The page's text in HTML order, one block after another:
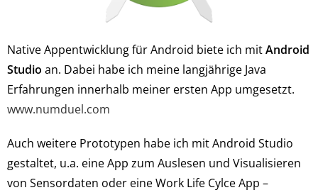
Native Appentwicklung für Android biete ich mitAndroid
Studio an. Dabei habe ich meine langjährige Java
Erfahrungen innerhalb meiner ersten App umgesetzt.
www.numduel.com
Auch weitere Prototypen habe ich mit Android Studio
gestaltet, u.a. eine App zum Auslesen und Visualisieren
von Sensordaten oder eine Work Life Cylce App –